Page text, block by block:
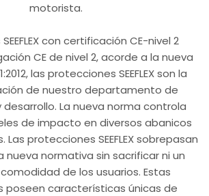
motorista.
con certificación CE-nivel 2
CE de nivel 2, acorde a la nueva
las protecciones SEEFLEX son la
de nuestro departamento de
La nueva norma controla
de impacto en diversos abanicos
protecciones SEEFLEX sobrepasan
nueva normativa sin sacrificar ni un
de los usuarios. Estas
poseen características únicas de